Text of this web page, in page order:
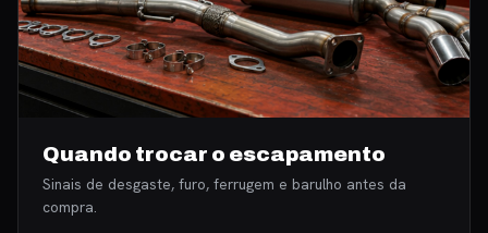
Quando trocar o escapamento
Sinais de desgaste, furo, ferrugem e barulho antes da
compra.